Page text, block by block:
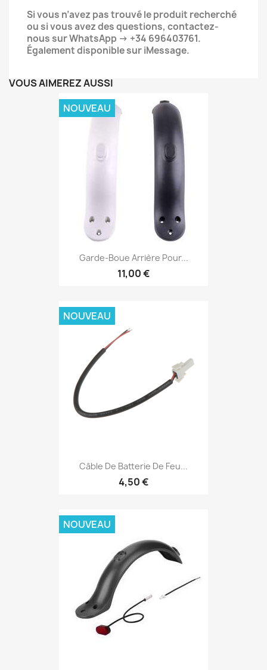
Si vous n’avez pas trouvé le produit recherché
ou si vous avez des questions, contactez-
nous sur WhatsApp → +34 696403761.
Également disponible sur iMessage.
VOUS AIMEREZ AUSSI
Garde-Boue Arrière Pour...
11,00 €
NOUVEAU
Câble De Batterie De Feu...
4,50 €
NOUVEAU
NOUVEAU